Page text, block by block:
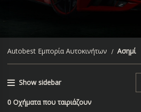
Autobest Εμπορία Αυτοκινήτων Ασημί
Show sidebar
0 Οχήματα που ταιριάζουν